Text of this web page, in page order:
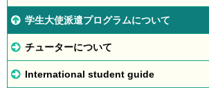
学生大使派遣プログラムについて
チューターについて
International student guide